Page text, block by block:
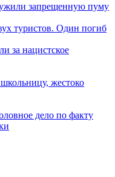
запрещенную пуму
туристов. Один погиб
за нацистское
жестоко
дело по факту